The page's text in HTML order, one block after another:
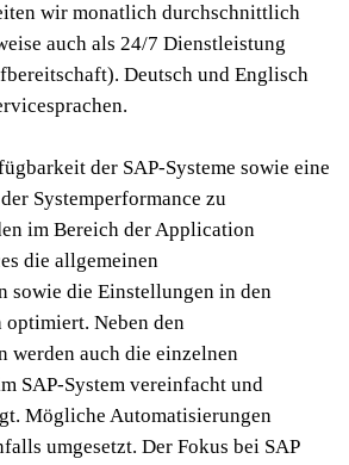
wir monatlich durchschnittlich
auch als 24/7 Dienstleistung
Deutsch und Englisch
der SAP-Systeme sowie eine
Systemperformance zu
im Bereich der Application
die allgemeinen
sowie die Einstellungen in den
Neben den
werden auch die einzelnen
SAP-System vereinfacht und
Mögliche Automatisierungen
umgesetzt. Der Fokus bei SAP